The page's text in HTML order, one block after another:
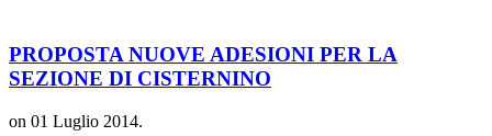
PROPOSTA NUOVE ADESIONI PER LA
SEZIONE DI CISTERNINO
on 01 Luglio 2014.